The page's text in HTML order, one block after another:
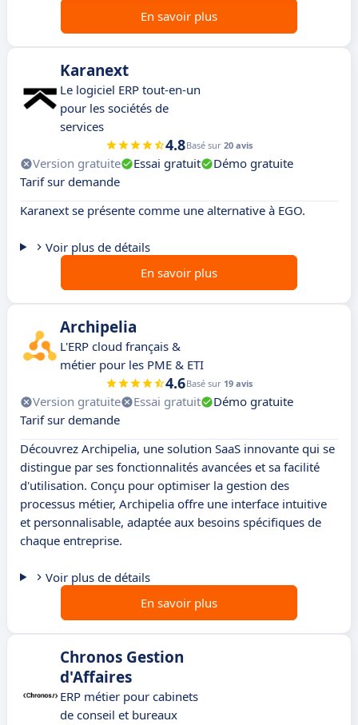
En savoir plus
Karanext
Le logiciel ERP tout-en-un
pour les sociétés de
services
4.8Basé sur 20 avis
Version gratuite Essai gratuit
Démo gratuite
Tarif sur demande
Karanext se présente comme une alternative à EGO.
Voir plus de détails
En savoir plus
Archipelia
L'ERP cloud français &
métier pour les PME & ETI
4.6Basé sur 19 avis
Version gratuite Essai gratuit
Démo gratuite
Tarif sur demande
Découvrez Archipelia, une solution SaaS innovante qui se
distingue par ses fonctionnalités avancées et sa facilité
d'utilisation. Conçu pour optimiser la gestion des
processus métier, Archipelia offre une interface intuitive
et personnalisable, adaptée aux besoins spécifiques de
chaque entreprise.
Voir plus de détails
En savoir plus
Chronos Gestion
d'Affaires
ERP métier pour cabinets
de conseil et bureaux